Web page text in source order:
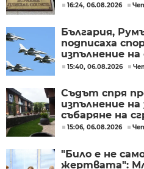
16:24, 06.08.2026
България,
подписаха
изпълнение
охрана на
15:40, 06.08.2026
Съдът спря
изпълнение
събаряне на
15:06, 06.08.2026
"Било е не
жертвата":